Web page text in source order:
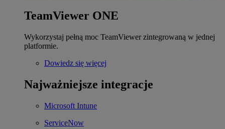
TeamViewer ONE
Wykorzystaj pełną moc TeamViewer zintegrowaną w jednej
platformie.
Dowiedz się więcej
Najważniejsze integracje
Microsoft Intune
ServiceNow